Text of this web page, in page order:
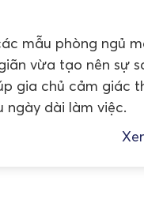
mẫu phòng ngủ
vừa tạo nên sự
gia chủ cảm giác
ngày dài làm việc.